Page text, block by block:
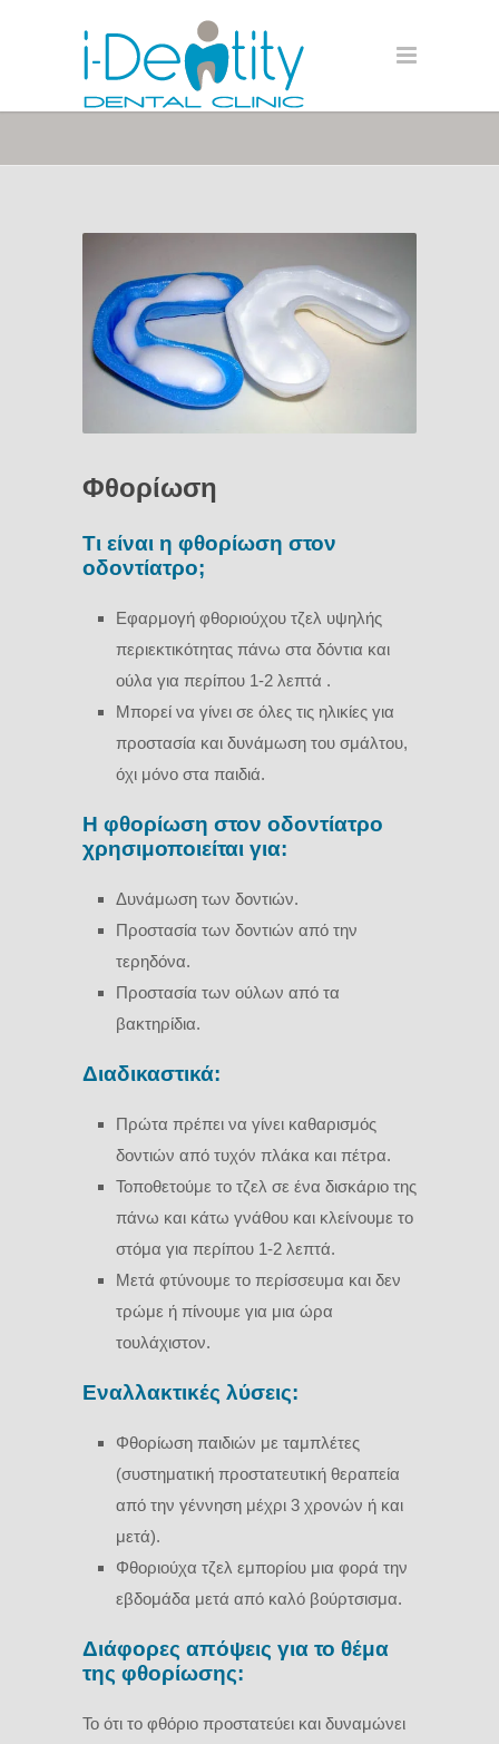
Φθορίωση
Τι είναι η φθορίωση στον
οδοντίατρο;
Εφαρμογή φθοριούχου τζελ υψηλής
περιεκτικότητας πάνω στα δόντια και
ούλα για περίπου 1-2 λεπτά .
Μπορεί να γίνει σε όλες τις ηλικίες για
προστασία και δυνάμωση του σμάλτου,
όχι μόνο στα παιδιά.
Η φθορίωση στον οδοντίατρο
χρησιμοποιείται για:
Δυνάμωση των δοντιών.
Προστασία των δοντιών από την
τερηδόνα.
Προστασία των ούλων από τα
βακτηρίδια.
Διαδικαστικά:
Πρώτα πρέπει να γίνει καθαρισμός
δοντιών από τυχόν πλάκα και πέτρα.
Τοποθετούμε το τζελ σε ένα δισκάριο της
πάνω και κάτω γνάθου και κλείνουμε το
στόμα για περίπου 1-2 λεπτά.
Μετά φτύνουμε το περίσσευμα και δεν
τρώμε ή πίνουμε για μια ώρα
τουλάχιστον.
Eναλλακτικές λύσεις:
Φθορίωση παιδιών με ταμπλέτες
(συστηματική προστατευτική θεραπεία
από την γέννηση μέχρι 3 χρονών ή και
μετά).
Φθοριούχα τζελ εμπορίου μια φορά την
εβδομάδα μετά από καλό βούρτσισμα.
Διάφορες απόψεις για το θέμα
της φθορίωσης:
Το ότι το φθόριο προστατεύει και δυναμώνει